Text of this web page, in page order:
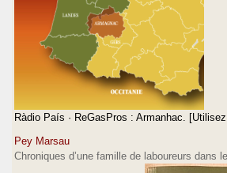
Ràdio País · ReGasPros : Armanhac.
Pey Marsau
Chroniques d’une famille de laboureurs dans